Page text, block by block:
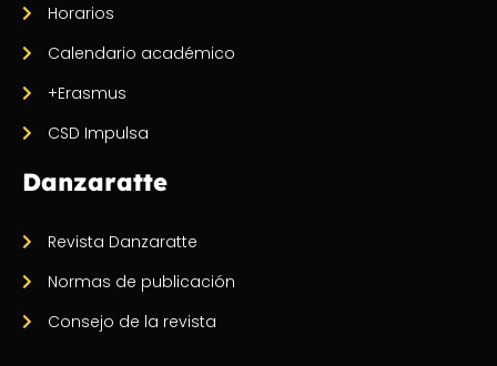
Horarios
Calendario académico
+Erasmus
CSD Impulsa
Danzaratte
Revista Danzaratte
Normas de publicación
Consejo de la revista